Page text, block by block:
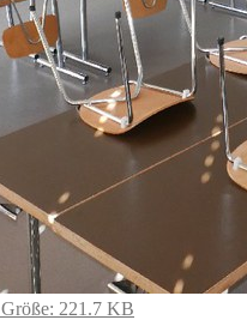
Größe: 221.7 KB